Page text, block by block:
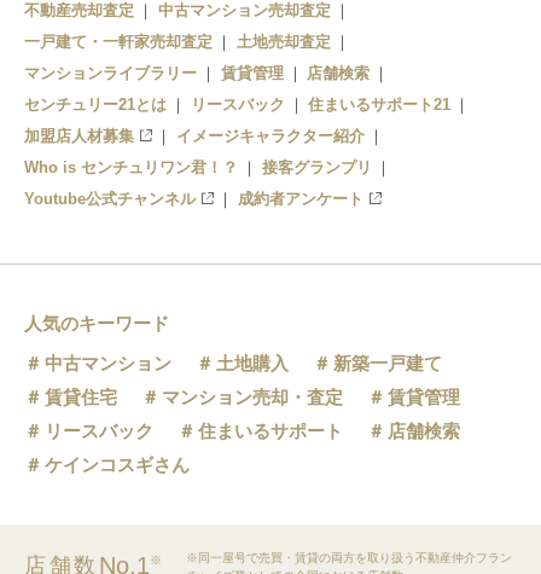
不動産売却査定
中古マンション売却査定
一戸建て・一軒家売却査定
土地売却査定
マンションライブラリー
賃貸管理
店舗検索
センチュリー21とは
リースバック
住まいるサポート21
加盟店人材募集
イメージキャラクター紹介
Who is センチュリワン君！？
接客グランプリ
Youtube公式チャンネル
成約者アンケート
人気のキーワード
中古マンション
土地購入
新築一戸建て
賃貸住宅
マンション売却・査定
賃貸管理
リースバック
住まいるサポート
店舗検索
ケインコスギさん
店舗数 No.1※
※同一屋号で売買・賃貸の両方を取り扱う不動産仲介フラン